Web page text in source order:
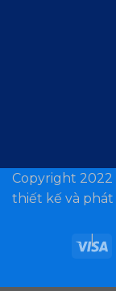
Copyright 2022
thiết kế và
|